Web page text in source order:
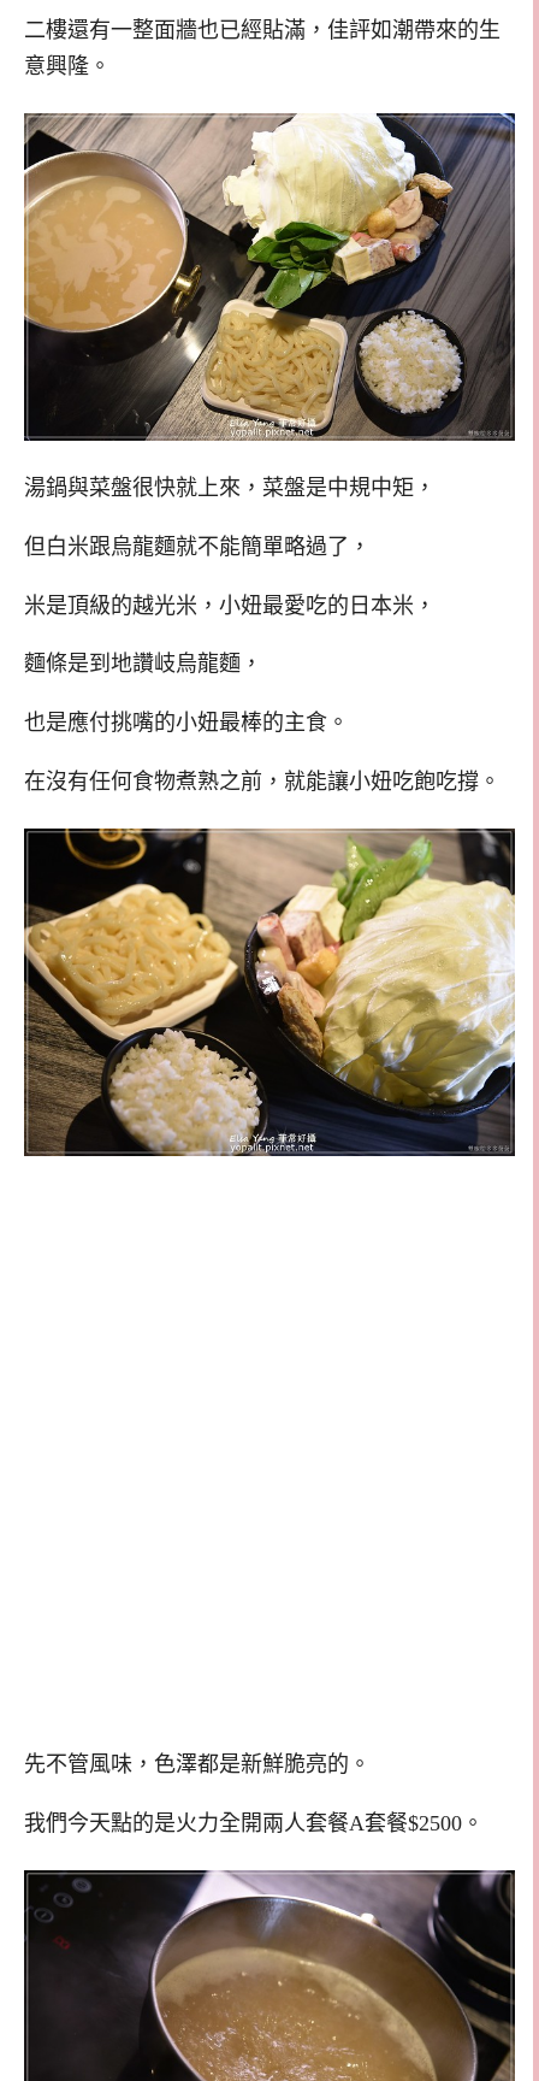
二樓還有一整面牆也已經貼滿，佳評如潮帶來的生
意興隆。
湯鍋與菜盤很快就上來，菜盤是中規中矩，
但白米跟烏龍麵就不能簡單略過了，
米是頂級的越光米，小妞最愛吃的日本米，
麵條是到地讚岐烏龍麵，
也是應付挑嘴的小妞最棒的主食。
在沒有任何食物煮熟之前，就能讓小妞吃飽吃撐。
先不管風味，色澤都是新鮮脆亮的。
我們今天點的是火力全開兩人套餐A套餐$2500。